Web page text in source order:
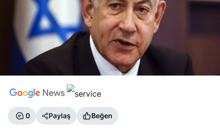
0 Paylaş Beğen